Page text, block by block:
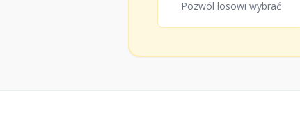
20 ♂Obelix
Pozwól losowi wybrać